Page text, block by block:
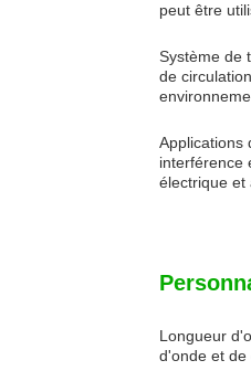
peut être
Système de
de
Applications
interférence
électrique et
Longueur
d'onde et de